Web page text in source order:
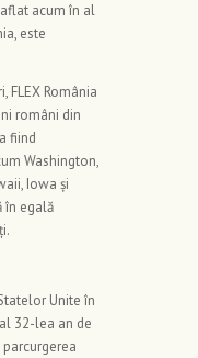
acum în al
este
FLEX România
români din
fiind
Washington,
Iowa și
în egală
Unite în
32-lea an de